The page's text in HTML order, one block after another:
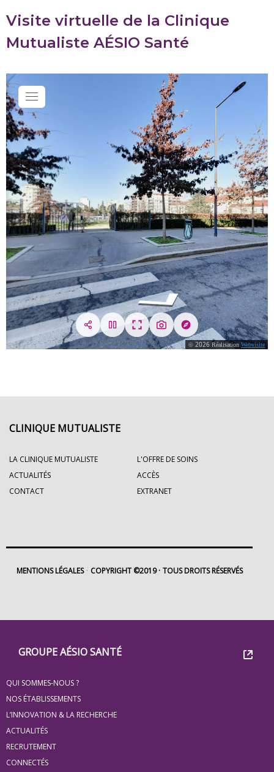
Visite virtuelle de la Clinique
Mutualiste AÉSIO Santé
Groupe
Eovi
pour
les
minis
site
GROUPE AÉSIO SANTÉ
QUI SOMMES-NOUS ?
NOS ÉTABLISSEMENTS
L’INNOVATION & LA RECHERCHE
ACTUALITÉS
RECRUTEMENT
CONNECTÉS
CLINIQUE MUTUALISTE
LA CLINIQUE MUTUALISTE
L'OFFRE DE SOINS
ACTUALITÉS
ACCÈS
CONTACT
EXTRANET
MENTIONS LÉGALES COPYRIGHT ©2019 TOUS DROITS RÉSERVÉS